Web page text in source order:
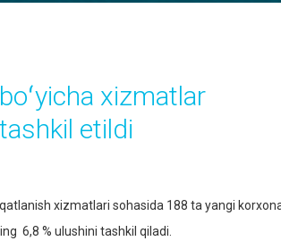
xizmatlar
etildi
xizmatlari sohasida 188 ta yangi
6,8 % ulushini tashkil qiladi.